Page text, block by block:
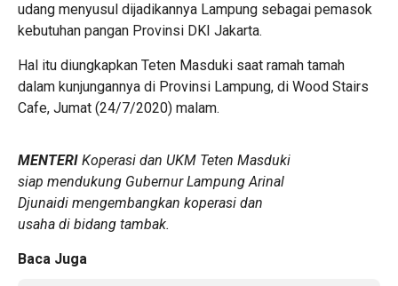
udang menyusul dijadikannya Lampung sebagai pemasok
kebutuhan pangan Provinsi DKI Jakarta.
Hal itu diungkapkan Teten Masduki saat ramah tamah
dalam kunjungannya di Provinsi Lampung, di Wood Stairs
Cafe, Jumat (24/7/2020) malam.
MENTERI Koperasi dan UKM Teten Masduki
siap mendukung Gubernur Lampung Arinal
Djunaidi mengembangkan koperasi dan
usaha di bidang tambak.
Baca Juga